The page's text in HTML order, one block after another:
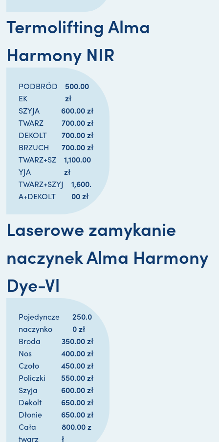
Termolifting Alma
Harmony NIR
PODBRÓD
EK
500.00
zł
SZYJA 600.00 zł
TWARZ 700.00 zł
DEKOLT 700.00 zł
BRZUCH 700.00 zł
TWARZ+SZ
YJA
1,100.00
zł
TWARZ+SZYJ
A+DEKOLT
1,600.
00 zł
Laserowe zamykanie
naczynek Alma Harmony
Dye-Vl
Pojedyncze
naczynko
250.0
0 zł
Broda 350.00 zł
Nos 400.00 zł
Czoło 450.00 zł
Policzki 550.00 zł
Szyja 600.00 zł
Dekolt 650.00 zł
Dłonie 650.00 zł
Cała
twarz
800.00 z
ł